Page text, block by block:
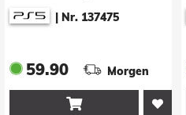
| Nr. 137562
57.90 Morgen
